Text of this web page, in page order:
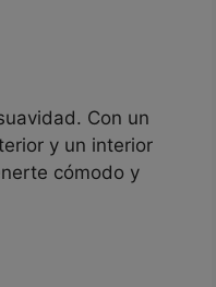
Con un
y un interior
cómodo y